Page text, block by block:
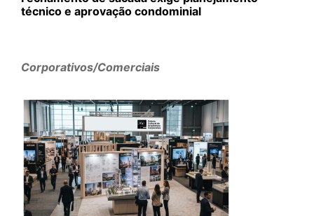
técnico e aprovação condominial
Corporativos/Comerciais